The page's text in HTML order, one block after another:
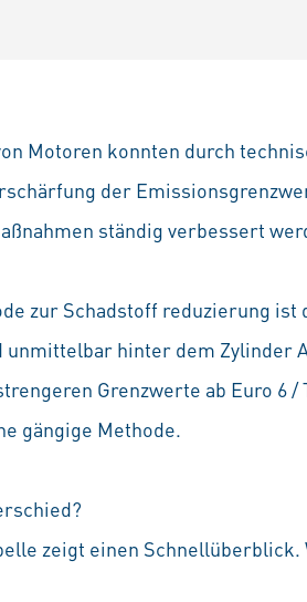
Motoren konnten durch
der
ständig verbessert
zur Schadstoff reduzierung
unmittelbar hinter dem Zylinder
Grenzwerte ab Euro 6
gängige Methode.
zeigt einen